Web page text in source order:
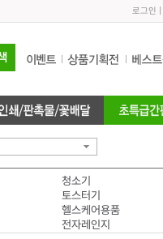
로그인
청소기
토스터기
헬스케어용품
전자레인지